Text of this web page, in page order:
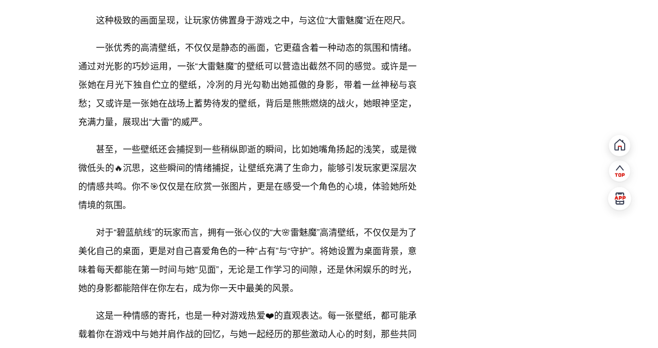
这种极致的画面呈现，让玩家仿佛置身于游戏之中，与这位“大雷魅魔”近在咫尺。
一张优秀的高清壁纸，不仅仅是静态的画面，它更蕴含着一种动态的氛围和情绪。
通过对光影的巧妙运用，一张“大雷魅魔”的壁纸可以营造出截然不同的感觉。或许是一
张她在月光下独自伫立的壁纸，冷冽的月光勾勒出她孤傲的身影，带着一丝神秘与哀
愁；又或许是一张她在战场上蓄势待发的壁纸，背后是熊熊燃烧的战火，她眼神坚定，
充满力量，展现出“大雷”的威严。
甚至，一些壁纸还会捕捉到一些稍纵即逝的瞬间，比如她嘴角扬起的浅笑，或是微
微低头的🔥沉思，这些瞬间的情绪捕捉，让壁纸充满了生命力，能够引发玩家更深层次
的情感共鸣。你不🎯仅仅是在欣赏一张图片，更是在感受一个角色的心境，体验她所处
情境的氛围。
对于“碧蓝航线”的玩家而言，拥有一张心仪的“大🌸雷魅魔”高清壁纸，不仅仅是为了
美化自己的桌面，更是对自己喜爱角色的一种“占有”与“守护”。将她设置为桌面背景，意
味着每天都能在第一时间与她“见面”，无论是工作学习的间隙，还是休闲娱乐的时光，
她的身影都能陪伴在你左右，成为你一天中最美的风景。
这是一种情感的寄托，也是一种对游戏热爱❤️的直观表达。每一张壁纸，都可能承
载着你在游戏中与她并肩作战的回忆，与她一起经历的那些激动人心的时刻，那些共同